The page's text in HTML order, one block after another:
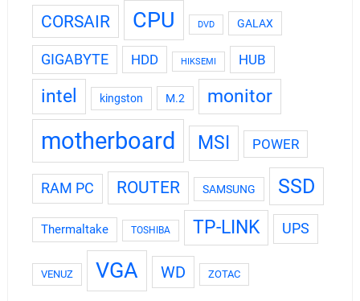
CORSAIR CPU DVD GALAX
GIGABYTE HDD HIKSEMI HUB
intel kingston M.2 monitor
motherboard MSI POWER
RAM PC ROUTER SAMSUNG SSD
Thermaltake TOSHIBA TP-LINK UPS
VENUZ VGA WD ZOTAC